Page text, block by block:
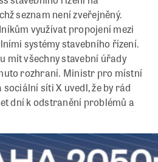
seznam není zveřejněný.
využívat propojení mezi
systémy stavebního řízení.
mít všechny stavební úřady
rozhraní. Ministr pro místní
síti X uvedl, že by rád
dní k odstranění problémů a